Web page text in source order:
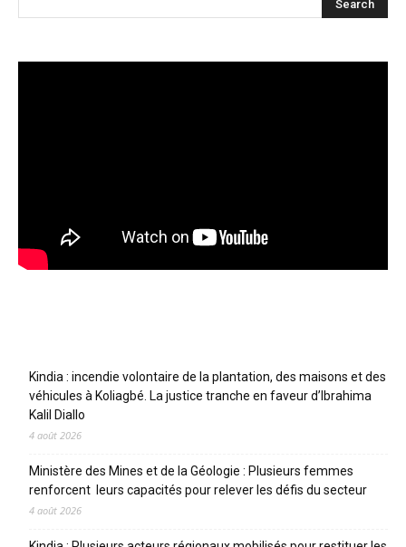
Kindia : incendie volontaire de la plantation, des maisons et des
véhicules à Koliagbé. La justice tranche en faveur d’Ibrahima
Kalil Diallo
4 août 2026
Ministère des Mines et de la Géologie : Plusieurs femmes
renforcent leurs capacités pour relever les défis du secteur
4 août 2026